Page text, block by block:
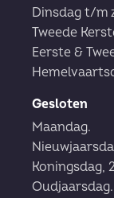
Dinsdag t/m
Tweede
Eerste &
Gesloten
Maandag.
Koningsdag,
Oudjaarsdag.